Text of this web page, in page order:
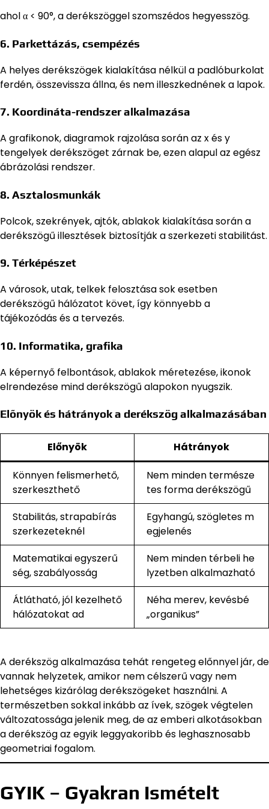
ahol α < 90°, a derékszöggel szomszédos hegyesszög.
6. Parkettázás, csempézés
A helyes derékszögek kialakítása nélkül a padlóburkolat
ferdén, összevissza állna, és nem illeszkednének a lapok.
7. Koordináta-rendszer alkalmazása
A grafikonok, diagramok rajzolása során az x és y
tengelyek derékszöget zárnak be, ezen alapul az egész
ábrázolási rendszer.
8. Asztalosmunkák
Polcok, szekrények, ajtók, ablakok kialakítása során a
derékszögű illesztések biztosítják a szerkezeti stabilitást.
9. Térképészet
A városok, utak, telkek felosztása sok esetben
derékszögű hálózatot követ, így könnyebb a
tájékozódás és a tervezés.
10. Informatika, grafika
A képernyő felbontások, ablakok méretezése, ikonok
elrendezése mind derékszögű alapokon nyugszik.
Előnyök és hátrányok a derékszög alkalmazásában
Előnyök Hátrányok
Könnyen felismerhető,
szerkeszthető
Nem minden természe
tes forma derékszögű
Stabilitás, strapabírás
szerkezeteknél
Egyhangú, szögletes m
egjelenés
Matematikai egyszerű
ség, szabályosság
Nem minden térbeli he
lyzetben alkalmazható
Átlátható, jól kezelhető
hálózatokat ad
Néha merev, kevésbé
„organikus”
A derékszög alkalmazása tehát rengeteg előnnyel jár, de
vannak helyzetek, amikor nem célszerű vagy nem
lehetséges kizárólag derékszögeket használni. A
természetben sokkal inkább az ívek, szögek végtelen
változatossága jelenik meg, de az emberi alkotásokban
a derékszög az egyik leggyakoribb és leghasznosabb
geometriai fogalom.
GYIK – Gyakran Ismételt